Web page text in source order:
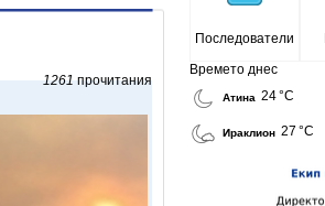
1261 прочитания
Последователи
Времето днес
Атина 24 °C
Ираклион 27 °C